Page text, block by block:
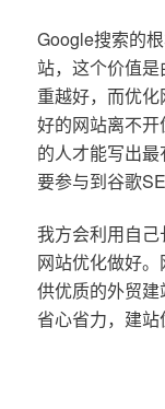
Google搜索的
站，这个价值
重越好，而优化
好的网站离不
的人才能写出
要参与到谷歌
我方会利用自
网站优化做好
供优质的外贸
省心省力，建站